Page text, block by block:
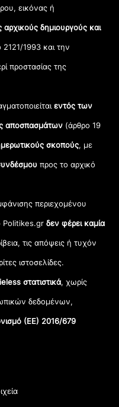
εικόνας ή
δημιουργούς και
1993 και την
προστασίας της
εντός των
αποσπασμάτων (άρθρο 19
σκοπούς, με
προς το αρχικό
περιεχομένου
Politikes.grδεν φέρει καμία
τις απόψεις ή τυχόν
ιστοσελίδες.
στατιστικά, χωρίς
δεδομένων,
(ΕΕ) 2016/679